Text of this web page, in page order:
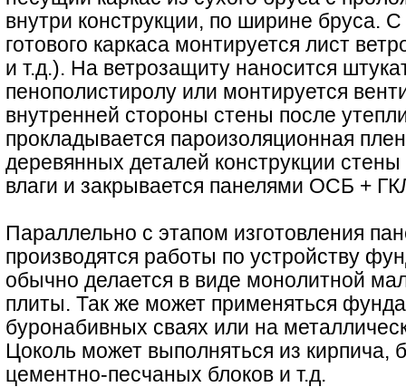
внутри конструкции, по ширине бруса.
готового каркаса монтируется лист
и т.д.). На ветрозащиту наносится
пенополистиролу или монтируется
внутренней стороны стены после
прокладывается пароизоляционная
деревянных деталей конструкции
влаги и закрывается панелями ОСБ +
Параллельно с этапом изготовления
производятся работы по устройству
обычно делается в виде монолитной
плиты. Так же может применяться
буронабивных сваях или на
Цоколь может выполняться из кирпича,
цементно-песчаных блоков и т.д.